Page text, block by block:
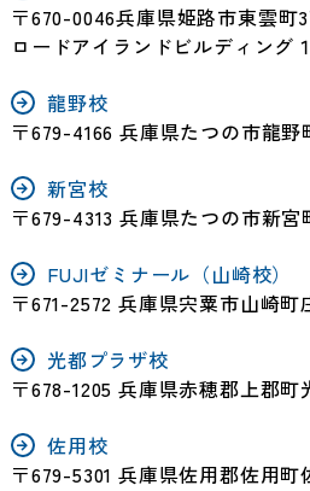
〒670-0046兵庫県姫路市東雲町
ロードアイランドビルディング
龍野校
〒679-4166 兵庫県たつの市龍野
新宮校
〒679-4313 兵庫県たつの市新宮
FUJIゼミナール（山崎校）
〒671-2572 兵庫県宍粟市山崎町
光都プラザ校
〒678-1205 兵庫県赤穂郡上郡町
佐用校
〒679-5301 兵庫県佐用郡佐用町